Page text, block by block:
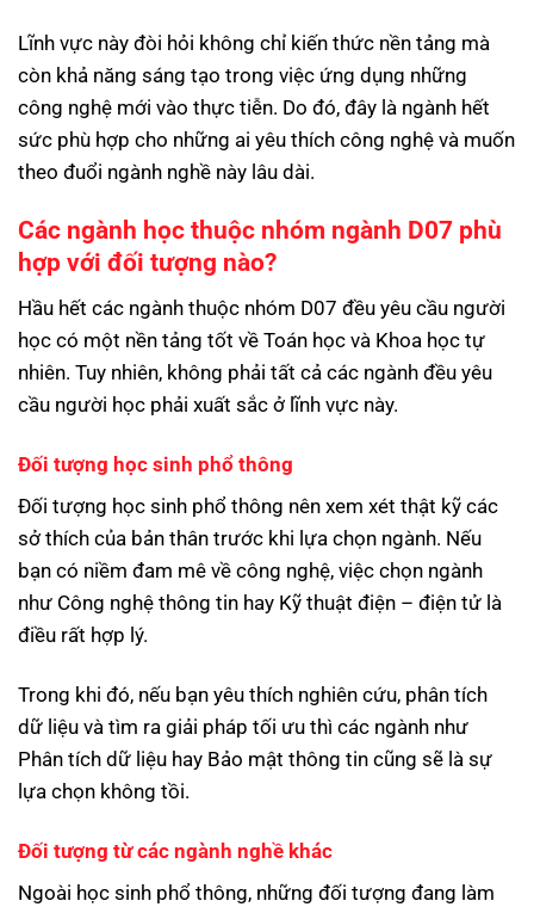
Lĩnh vực này đòi hỏi không chỉ kiến thức nền tảng mà
còn khả năng sáng tạo trong việc ứng dụng những
công nghệ mới vào thực tiễn. Do đó, đây là ngành hết
sức phù hợp cho những ai yêu thích công nghệ và muốn
theo đuổi ngành nghề này lâu dài.
Các ngành học thuộc nhóm ngành D07 phù
hợp với đối tượng nào?
Hầu hết các ngành thuộc nhóm D07 đều yêu cầu người
học có một nền tảng tốt về Toán học và Khoa học tự
nhiên. Tuy nhiên, không phải tất cả các ngành đều yêu
cầu người học phải xuất sắc ở lĩnh vực này.
Đối tượng học sinh phổ thông
Đối tượng học sinh phổ thông nên xem xét thật kỹ các
sở thích của bản thân trước khi lựa chọn ngành. Nếu
bạn có niềm đam mê về công nghệ, việc chọn ngành
như Công nghệ thông tin hay Kỹ thuật điện – điện tử là
điều rất hợp lý.
Trong khi đó, nếu bạn yêu thích nghiên cứu, phân tích
dữ liệu và tìm ra giải pháp tối ưu thì các ngành như
Phân tích dữ liệu hay Bảo mật thông tin cũng sẽ là sự
lựa chọn không tồi.
Đối tượng từ các ngành nghề khác
Ngoài học sinh phổ thông, những đối tượng đang làm